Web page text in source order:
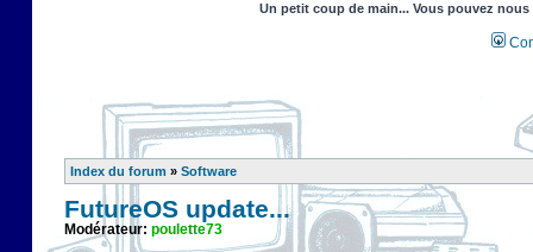
Un petit coup de main... Vous pouvez
Index du forum » Software
FutureOS update...
Modérateur: poulette73